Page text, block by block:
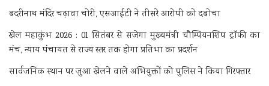
बदरीनाथ मंदिर चढ़ावा चोरी, एसआईटी ने तीसरे आरोपी को दबोचा
खेल महाकुंभ 2026 : 01 सितंबर से सजेगा मुख्यमंत्री चौम्पियनशिप ट्रॉफी का
मंच, न्याय पंचायत से राज्य स्तर तक होगा प्रतिभा का प्रदर्शन
सार्वजनिक स्थान पर जुआ खेलने वाले अभियुक्तों को पुलिस ने किया गिरफ्तार